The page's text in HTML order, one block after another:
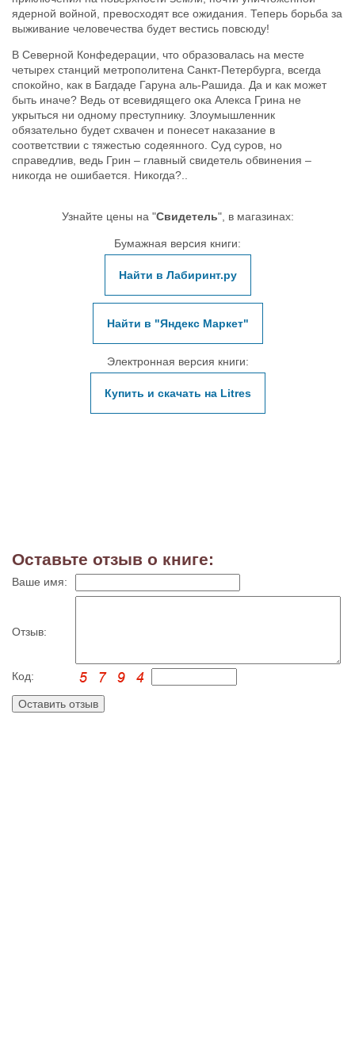
ядерной войной, превосходят все ожидания. Теперь борьба за
выживание человечества будет вестись повсюду!
В Северной Конфедерации, что образовалась на месте
четырех станций метрополитена Санкт-Петербурга, всегда
спокойно, как в Багдаде Гаруна аль-Рашида. Да и как может
быть иначе? Ведь от всевидящего ока Алекса Грина не
укрыться ни одному преступнику. Злоумышленник
обязательно будет схвачен и понесет наказание в
соответствии с тяжестью содеянного. Суд суров, но
справедлив, ведь Грин – главный свидетель обвинения –
никогда не ошибается. Никогда?..
Узнайте цены на "Свидетель", в магазинах:
Бумажная версия книги:
Найти в Лабиринт.ру
Найти в "Яндекс Маркет"
Электронная версия книги:
Купить и скачать на Litres
Оставьте отзыв о книге:
Ваше имя:
Отзыв:
Код: